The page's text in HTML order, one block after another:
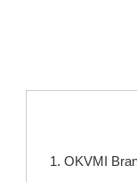
OKVMI